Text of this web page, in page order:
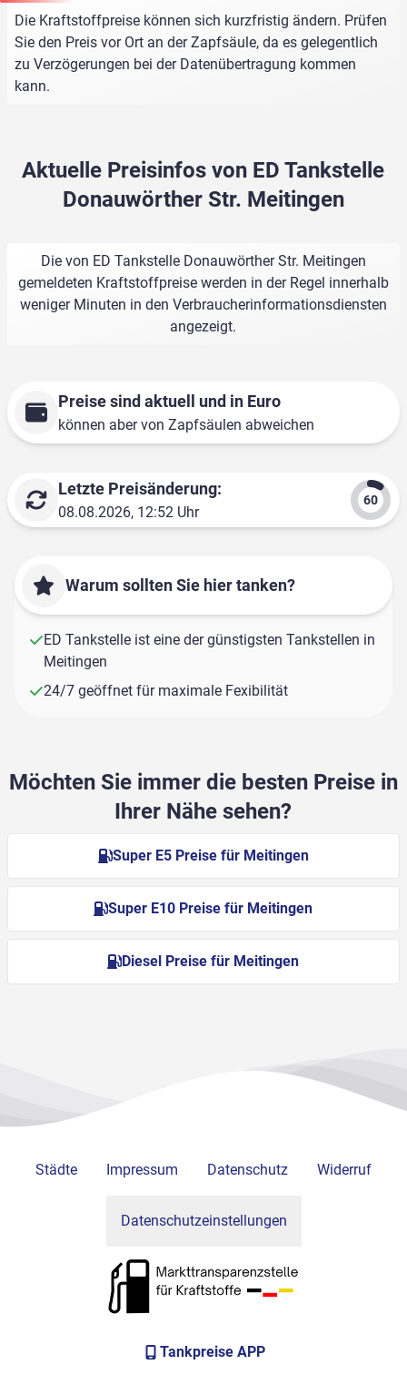
Die Kraftstoffpreise können sich kurzfristig ändern. Prüfen
Sie den Preis vor Ort an der Zapfsäule, da es gelegentlich
zu Verzögerungen bei der Datenübertragung kommen
kann.
Aktuelle Preisinfos von ED Tankstelle
Donauwörther Str. Meitingen
Die von ED Tankstelle Donauwörther Str. Meitingen
gemeldeten Kraftstoffpreise werden in der Regel innerhalb
weniger Minuten in den Verbraucherinformationsdiensten
angezeigt.
Preise sind aktuell und in Euro
können aber von Zapfsäulen abweichen
Letzte Preisänderung:
08.08.2026, 12:52 Uhr
Warum sollten Sie hier tanken?
ED Tankstelle ist eine der günstigsten Tankstellen in
Meitingen
24/7 geöffnet für maximale Fexibilität
Möchten Sie immer die besten Preise in
Ihrer Nähe sehen?
Super E5 Preise für Meitingen
Super E10 Preise für Meitingen
Diesel Preise für Meitingen
Städte Impressum Datenschutz Widerruf
Datenschutzeinstellungen
Tankpreise APP